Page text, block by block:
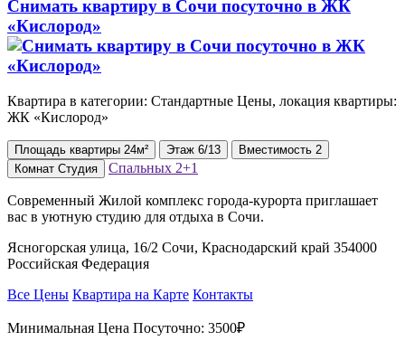
Снимать квартиру в Сочи посуточно в ЖК
«Кислород»
Квартира в категории: Стандартные Цены, локация квартиры:
ЖК «Кислород»
Площадь квартиры 24м² Этаж 6/13 Вместимость 2
Комнат Студия Спальных 2+1
Современный Жилой комплекс города-курорта приглашает
вас в уютную студию для отдыха в Сочи.
Ясногорская улица, 16/2 Сочи, Краснодарский край 354000
Российская Федерация
Все Цены Квартира на Карте Контакты
Минимальная Цена Посуточно: 3500₽